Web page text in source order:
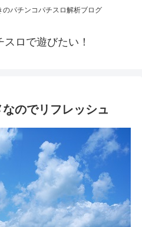
パチンコパチスロ解析ブログ
ロで遊びたい！
のでリフレッシュ